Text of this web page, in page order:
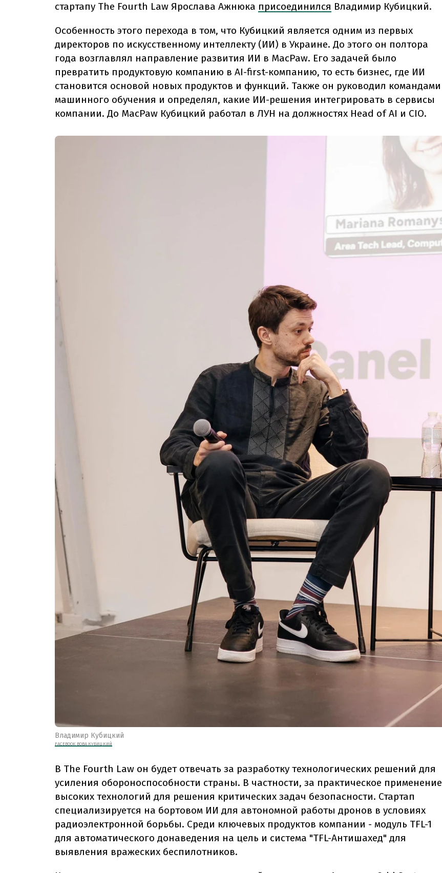
стартапу The Fourth Law Ярослава Ажнюка присоединился Владимир Кубицкий.
Особенность этого перехода в том, что Кубицкий является одним из первых
директоров по искусственному интеллекту (ИИ) в Украине. До этого он полтора
года возглавлял направление развития ИИ в MacPaw. Его задачей было
превратить продуктовую компанию в AI-first-компанию, то есть бизнес, где ИИ
становится основой новых продуктов и функций. Также он руководил командами
машинного обучения и определял, какие ИИ-решения интегрировать в сервисы
компании. До MacPaw Кубицкий работал в ЛУН на должностях Head of AI и CIO.
Владимир Кубицкий
FACEBOOK ВОВА КУБИЦКИЙ
В The Fourth Law он будет отвечать за разработку технологических решений для
усиления обороноспособности страны. В частности, за практическое применение
высоких технологий для решения критических задач безопасности. Стартап
специализируется на бортовом ИИ для автономной работы дронов в условиях
радиоэлектронной борьбы. Среди ключевых продуктов компании - модуль TFL-1
для автоматического донаведения на цель и система "TFL-Антишахед" для
выявления вражеских беспилотников.